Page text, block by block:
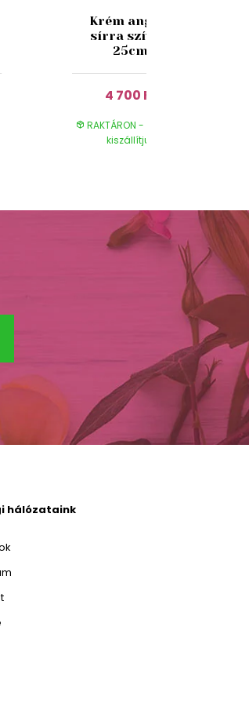
Krém angyal
sírra szívvel
25cm
4 700 Ft
RAKTÁRON - azonnal
kiszállítjuk
hálózataink